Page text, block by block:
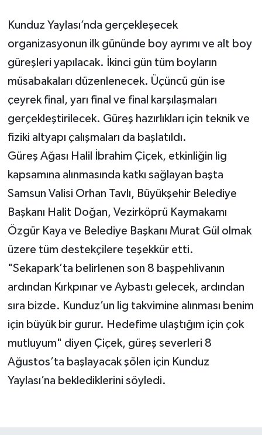
Kunduz Yaylası’nda gerçekleşecek
organizasyonun ilk gününde boy ayrımı ve alt boy
güreşleri yapılacak. İkinci gün tüm boyların
müsabakaları düzenlenecek. Üçüncü gün ise
çeyrek final, yarı final ve final karşılaşmaları
gerçekleştirilecek. Güreş hazırlıkları için teknik ve
fiziki altyapı çalışmaları da başlatıldı.
Güreş Ağası Halil İbrahim Çiçek, etkinliğin lig
kapsamına alınmasında katkı sağlayan başta
Samsun Valisi Orhan Tavlı, Büyükşehir Belediye
Başkanı Halit Doğan, Vezirköprü Kaymakamı
Özgür Kaya ve Belediye Başkanı Murat Gül olmak
üzere tüm destekçilere teşekkür etti.
"Sekapark’ta belirlenen son 8 başpehlivanın
ardından Kırkpınar ve Aybastı gelecek, ardından
sıra bizde. Kunduz’un lig takvimine alınması benim
için büyük bir gurur. Hedefime ulaştığım için çok
mutluyum" diyen Çiçek, güreş severleri 8
Ağustos’ta başlayacak şölen için Kunduz
Yaylası’na beklediklerini söyledi.